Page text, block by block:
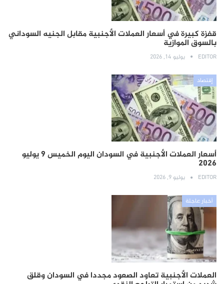
قفزة كبيرة في أسعار العملات الأجنبية مقابل الجنيه السوداني
بالسوق الموازية
EDITOR يوليو 14, 2026
إقتصاد
أسعار العملات الأجنبية في السودان اليوم الخميس 9 يوليو
2026
EDITOR يوليو 9, 2026
أخبار عاجلة
العملات الأجنبية تعاود الصعود مجددا في السودان وقلق